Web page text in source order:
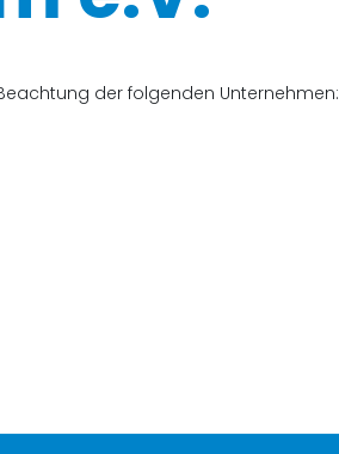
der folgenden Unternehmen: